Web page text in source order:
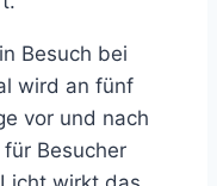
Besuch bei
wird an fünf
vor und nach
Besucher